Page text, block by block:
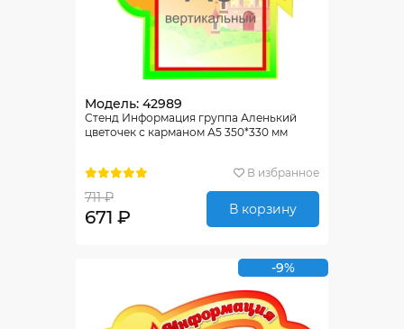
Модель: 42989
Стенд Информация группа Аленький
цветочек с карманом А5 350*330 мм
В избранное
711 ₽
671 ₽ В корзину
-9%